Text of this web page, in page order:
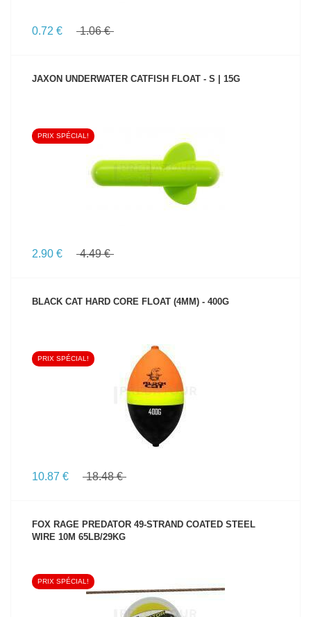
0.72 € 1.06 €
JAXON UNDERWATER CATFISH FLOAT - S | 15G
VOIR LE PRODUIT
PRIX SPÉCIAL!
2.90 € 4.49 €
BLACK CAT HARD CORE FLOAT (4MM) - 400G
VOIR LE PRODUIT
PRIX SPÉCIAL!
10.87 € 18.48 €
FOX RAGE PREDATOR 49-STRAND COATED STEEL
WIRE 10M 65LB/29KG
VOIR LE PRODUIT
PRIX SPÉCIAL!